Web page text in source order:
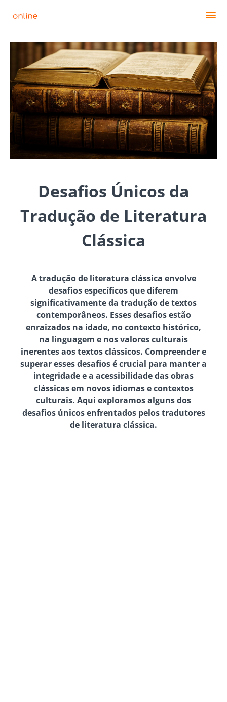
Desafios Únicos da
Tradução de Literatura
Clássica
A tradução de literatura clássica envolve
desafios específicos que diferem
significativamente da tradução de textos
contemporâneos. Esses desafios estão
enraizados na idade, no contexto histórico,
na linguagem e nos valores culturais
inerentes aos textos clássicos. Compreender e
superar esses desafios é crucial para manter a
integridade e a acessibilidade das obras
clássicas em novos idiomas e contextos
culturais. Aqui exploramos alguns dos
desafios únicos enfrentados pelos tradutores
de literatura clássica.